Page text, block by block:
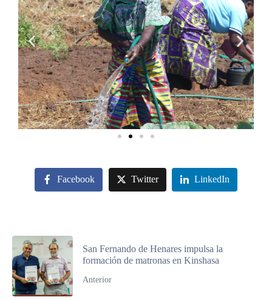
Facebook Twitter LinkedIn
San Fernando de Henares impulsa la
formación de matronas en Kinshasa
Anterior